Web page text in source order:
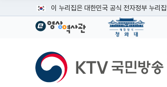
이 누리집은 대한민국 공식 전자정부 누리
공식 누리집 주소 확인하기
이밖에 or.kr 또는 .kr등 다른 도메인 주소를
운영중인 공식 누리집보기
KTV국민방송